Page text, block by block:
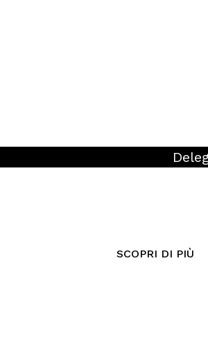
SCOPRI DI PIÙ